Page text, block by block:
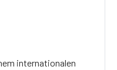
internationalen